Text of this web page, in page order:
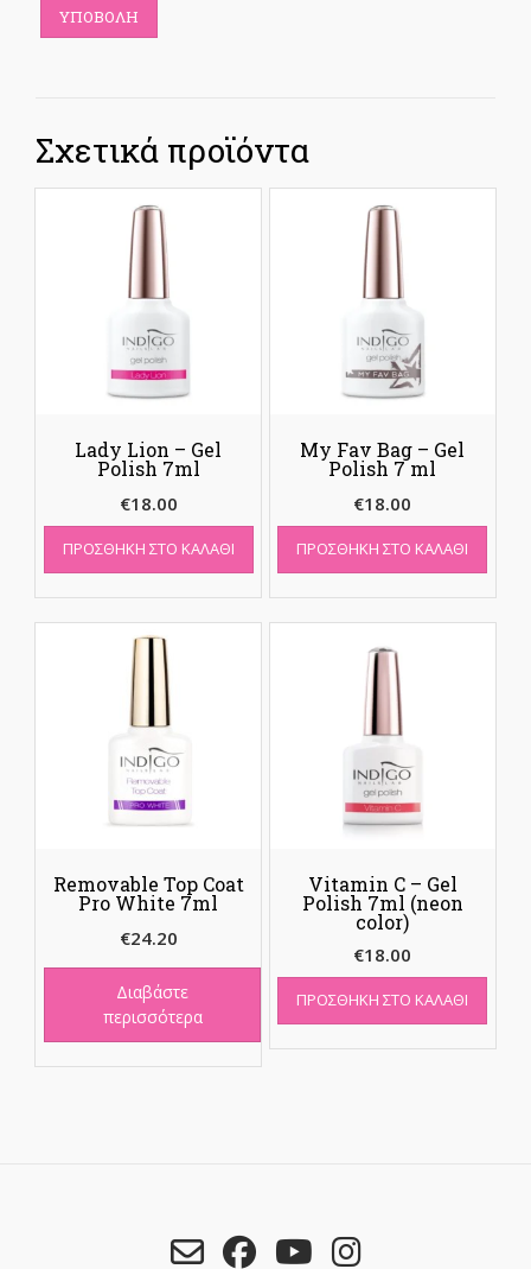
Σχετικά προϊόντα
Lady Lion – Gel
Polish 7ml
€18.00
ΠΡΟΣΘΉΚΗ ΣΤΟ ΚΑΛΆΘΙ
My Fav Bag – Gel
Polish 7 ml
€18.00
ΠΡΟΣΘΉΚΗ ΣΤΟ ΚΑΛΆΘΙ
Removable Top Coat
Pro White 7ml
€24.20
Διαβάστε
περισσότερα
Vitamin C – Gel
Polish 7ml (neon
color)
€18.00
ΠΡΟΣΘΉΚΗ ΣΤΟ ΚΑΛΆΘΙ